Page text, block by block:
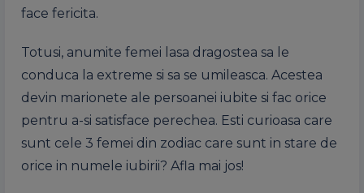
face fericita.
Totusi, anumite femei lasa dragostea sa le
conduca la extreme si sa se umileasca. Acestea
devin marionete ale persoanei iubite si fac orice
pentru a-si satisface perechea. Esti curioasa care
sunt cele 3 femei din zodiac care sunt in stare de
orice in numele iubirii? Afla mai jos!